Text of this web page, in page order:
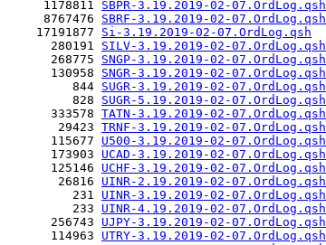
     1178811
SBPR-3.19.2019-02-07.OrdLog.qsh
     8767476
SBRF-3.19.2019-02-07.OrdLog.qsh
    17191877
Si-3.19.2019-02-07.OrdLog.qsh
      280191
SILV-3.19.2019-02-07.OrdLog.qsh
      268775
SNGP-3.19.2019-02-07.OrdLog.qsh
      130958
SNGR-3.19.2019-02-07.OrdLog.qsh
         844
SUGR-3.19.2019-02-07.OrdLog.qsh
         828
SUGR-5.19.2019-02-07.OrdLog.qsh
      333578
TATN-3.19.2019-02-07.OrdLog.qsh
       29423
TRNF-3.19.2019-02-07.OrdLog.qsh
      115677
U500-3.19.2019-02-07.OrdLog.qsh
      173903
UCAD-3.19.2019-02-07.OrdLog.qsh
      125146
UCHF-3.19.2019-02-07.OrdLog.qsh
       26816
UINR-2.19.2019-02-07.OrdLog.qsh
         231
UINR-3.19.2019-02-07.OrdLog.qsh
         233
UINR-4.19.2019-02-07.OrdLog.qsh
      256743
UJPY-3.19.2019-02-07.OrdLog.qsh
      114963
UTRY-3.19.2019-02-07.OrdLog.qsh